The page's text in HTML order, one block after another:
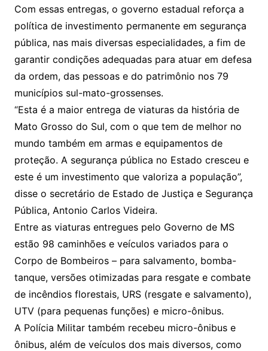
Com essas entregas, o governo estadual reforça a
política de investimento permanente em segurança
pública, nas mais diversas especialidades, a fim de
garantir condições adequadas para atuar em defesa
da ordem, das pessoas e do patrimônio nos 79
municípios sul-mato-grossenses.
“Esta é a maior entrega de viaturas da história de
Mato Grosso do Sul, com o que tem de melhor no
mundo também em armas e equipamentos de
proteção. A segurança pública no Estado cresceu e
este é um investimento que valoriza a população”,
disse o secretário de Estado de Justiça e Segurança
Pública, Antonio Carlos Videira.
Entre as viaturas entregues pelo Governo de MS
estão 98 caminhões e veículos variados para o
Corpo de Bombeiros – para salvamento, bomba-
tanque, versões otimizadas para resgate e combate
de incêndios florestais, URS (resgate e salvamento),
UTV (para pequenas funções) e micro-ônibus.
A Polícia Militar também recebeu micro-ônibus e
ônibus, além de veículos dos mais diversos, como